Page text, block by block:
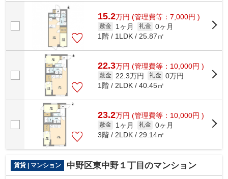
ョンの周辺に駅が2つあり、よく電車を...
15.2万円 (管理費等：7,000円 )
敷金 1ヶ月 礼金 0ヶ月
1階 / 1LDK / 25.87㎡
22.3万円 (管理費等：10,000円 )
敷金 22.3万円 礼金 0万円
1階 / 2LDK / 40.45㎡
23.2万円 (管理費等：10,000円 )
敷金 1ヶ月 礼金 0ヶ月
3階 / 2LDK / 29.14㎡
賃貸 | マンション 中野区東中野１丁目のマンション